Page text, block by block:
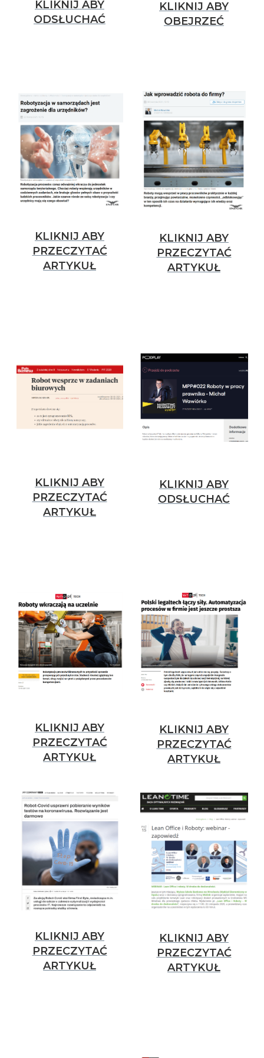
KLIKNIJ ABY
ODSŁUCHAĆ
KLIKNIJ ABY
OBEJRZEĆ
KLIKNIJ ABY
PRZECZYTAĆ
ARTYKUŁ
KLIKNIJ ABY
PRZECZYTAĆ
ARTYKUŁ
KLIKNIJ ABY
PRZECZYTAĆ
ARTYKUŁ
KLIKNIJ ABY
ODSŁUCHAĆ
KLIKNIJ ABY
PRZECZYTAĆ
ARTYKUŁ
KLIKNIJ ABY
PRZECZYTAĆ
ARTYKUŁ
KLIKNIJ ABY
PRZECZYTAĆ
ARTYKUŁ
KLIKNIJ ABY
PRZECZYTAĆ
ARTYKUŁ